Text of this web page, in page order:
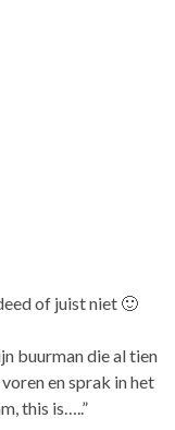
of juist niet 🙂
buurman die al tien
en sprak in het
this is…..”